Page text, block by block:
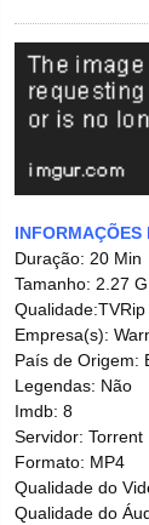
INFORMAÇÕES
Duração: 20 Min
Tamanho: 2.27
Qualidade:TVRip
Empresa(s):
País de Origem:
Legendas: Não
Imdb: 8
Servidor: Torrent
Formato: MP4
Qualidade do
Qualidade do